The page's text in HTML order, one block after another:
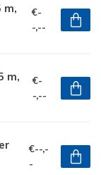
m,
€-
-,--
m,
€-
-,--
€--,-
-